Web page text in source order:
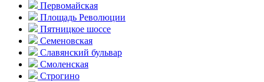
Первомайская
Площадь Революции
Пятницкое шоссе
Семеновская
Славянский бульвар
Смоленская
Строгино